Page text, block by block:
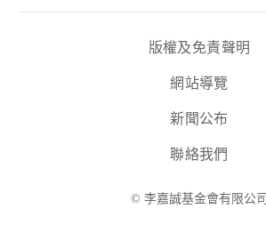
版權及免責聲明
網站導覽
新聞公布
聯絡我們
© 李嘉誠基金會有限公司